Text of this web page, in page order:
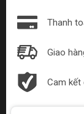
Thanh
Giao
Cam kết